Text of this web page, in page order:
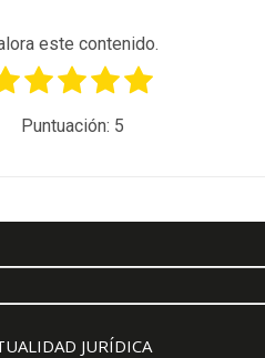
este contenido.
Puntuación: 5
JURÍDICA